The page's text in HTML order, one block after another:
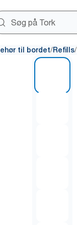
til bordet/Refills/